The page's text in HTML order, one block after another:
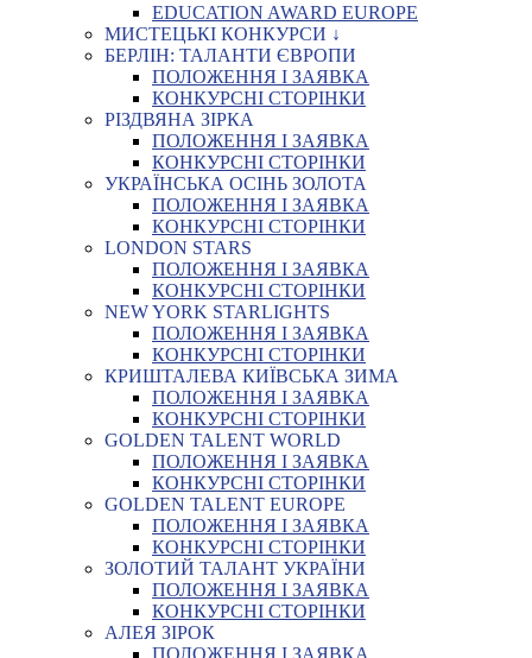
EDUCATION AWARD EUROPE
МИСТЕЦЬКІ КОНКУРСИ ↓
БЕРЛІН: ТАЛАНТИ ЄВРОПИ
ПОЛОЖЕННЯ І ЗАЯВКА
КОНКУРСНІ СТОРІНКИ
РІЗДВЯНА ЗІРКА
ПОЛОЖЕННЯ І ЗАЯВКА
КОНКУРСНІ СТОРІНКИ
УКРАЇНСЬКА ОСІНЬ ЗОЛОТА
ПОЛОЖЕННЯ І ЗАЯВКА
КОНКУРСНІ СТОРІНКИ
LONDON STARS
ПОЛОЖЕННЯ І ЗАЯВКА
КОНКУРСНІ СТОРІНКИ
NEW YORK STARLIGHTS
ПОЛОЖЕННЯ І ЗАЯВКА
КОНКУРСНІ СТОРІНКИ
КРИШТАЛЕВА КИЇВСЬКА ЗИМА
ПОЛОЖЕННЯ І ЗАЯВКА
КОНКУРСНІ СТОРІНКИ
GOLDEN TALENT WORLD
ПОЛОЖЕННЯ І ЗАЯВКА
КОНКУРСНІ СТОРІНКИ
GOLDEN TALENT EUROPE
ПОЛОЖЕННЯ І ЗАЯВКА
КОНКУРСНІ СТОРІНКИ
ЗОЛОТИЙ ТАЛАНТ УКРАЇНИ
ПОЛОЖЕННЯ І ЗАЯВКА
КОНКУРСНІ СТОРІНКИ
АЛЕЯ ЗІРОК
ПОЛОЖЕННЯ І ЗАЯВКА